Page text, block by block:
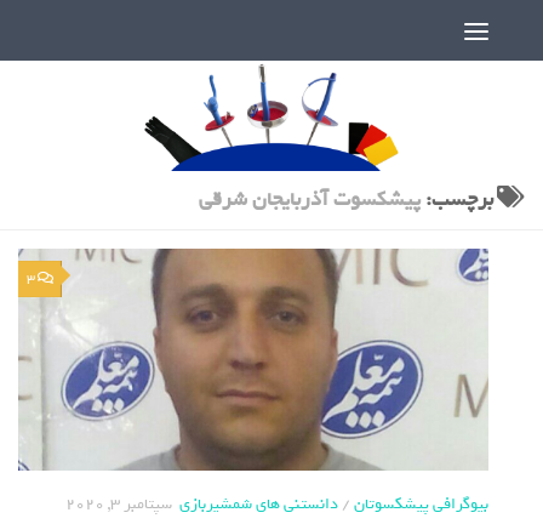
برچسب:پیشکسوت آذربایجان شرقی
3
بیوگرافی پیشکسوتان/دانستنی های شمشیربازی سپتامبر 3, 2020